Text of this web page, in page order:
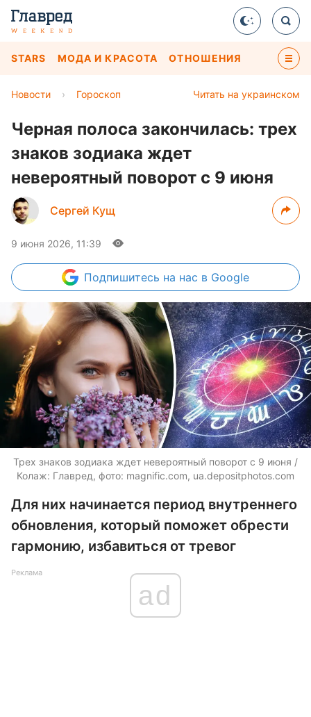
STARS МОДА И КРАСОТА ОТНОШЕНИЯ
Читать на украинском
Новости › Гороскоп
Черная полоса закончилась: трех
знаков зодиака ждет
невероятный поворот с 9 июня
Сергей Кущ
9 июня 2026, 11:39
Подпишитесь на нас в Google
Трех знаков зодиака ждет невероятный поворот с 9 июня /
Колаж: Главред, фото: magnific.com, ua.depositphotos.com
Для них начинается период внутреннего
обновления, который поможет обрести
гармонию, избавиться от тревог
Реклама
ad